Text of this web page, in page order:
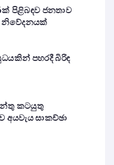
පිළිබඳව ජනතාව
නිවේදනයක්
පහරදී බිරිඳ
කටයුතු
අයවැය සාකච්ඡා